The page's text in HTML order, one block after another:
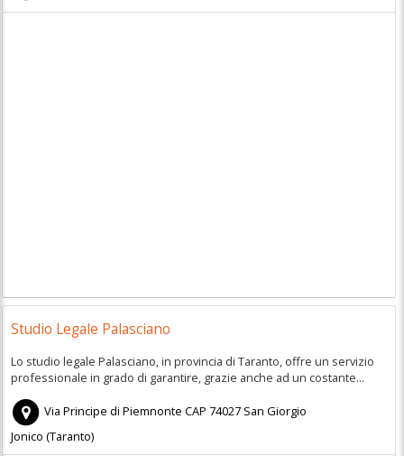
Studio Legale Palasciano
Lo studio legale Palasciano, in provincia di Taranto, offre un servizio
professionale in grado di garantire, grazie anche ad un costante...
Via Principe di Piemnonte CAP 74027 San Giorgio
Jonico (Taranto)